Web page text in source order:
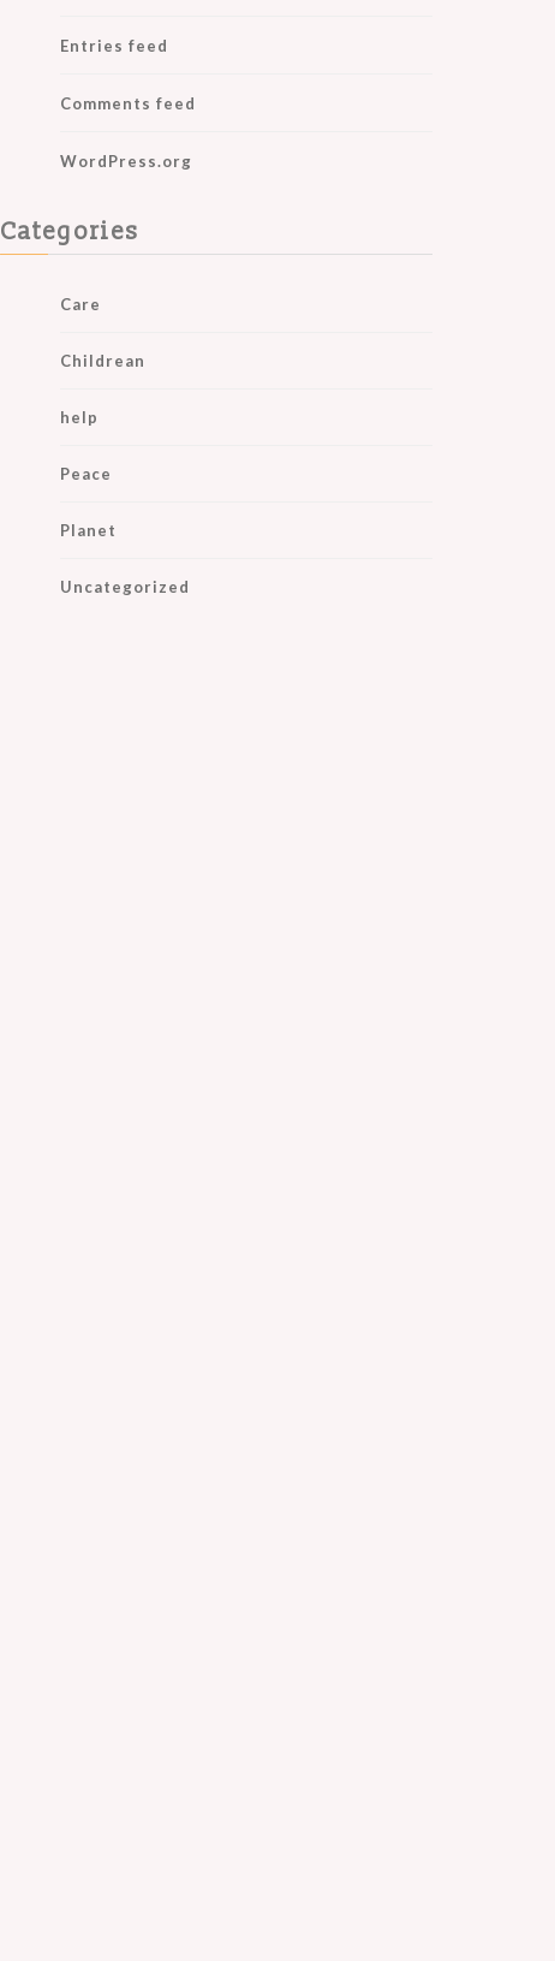
Entries feed
Comments feed
WordPress.org
Categories
Care
Childrean
help
Peace
Planet
Uncategorized